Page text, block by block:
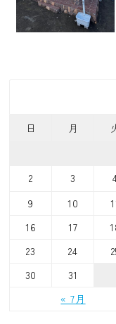
日 月
« 7月
2
3
9
10
16
17
23
24
30
31